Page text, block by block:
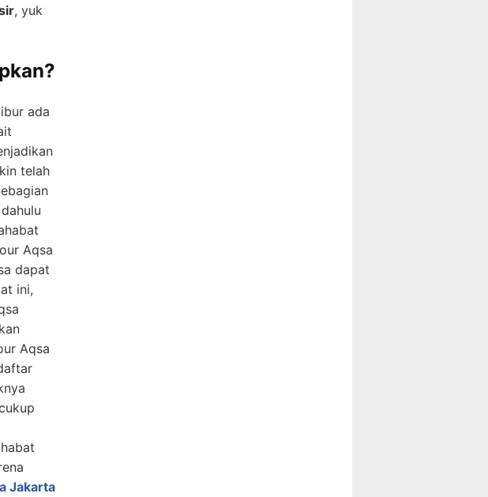
, yuk
ada
telah
Aqsa
dapat
ini,
Aqsa
Jakarta